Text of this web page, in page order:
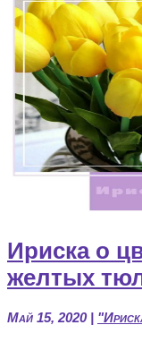
Ириска о
желтых
Май 15, 2020|